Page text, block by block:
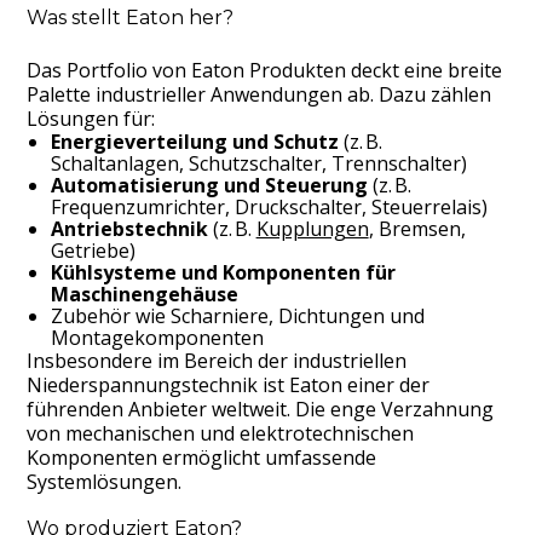
Was stellt Eaton her?
Das Portfolio von Eaton Produkten deckt eine breite
Palette industrieller Anwendungen ab. Dazu zählen
Lösungen für:
Energieverteilung und Schutz (z. B.
Schaltanlagen, Schutzschalter, Trennschalter)
Automatisierung und Steuerung (z. B.
Frequenzumrichter, Druckschalter, Steuerrelais)
Antriebstechnik(z. B. Kupplungen, Bremsen,
Getriebe)
Kühlsysteme und Komponenten für
Maschinengehäuse
Zubehör wie Scharniere, Dichtungen und
Montagekomponenten
Insbesondere im Bereich der industriellen
Niederspannungstechnik ist Eaton einer der
führenden Anbieter weltweit. Die enge Verzahnung
von mechanischen und elektrotechnischen
Komponenten ermöglicht umfassende
Systemlösungen.
Wo produziert Eaton?